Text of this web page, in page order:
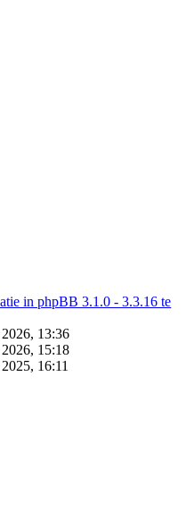
in phpBB 3.1.0 - 3.3.16 te
13:36
15:18
16:11